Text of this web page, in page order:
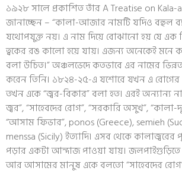
১৯২৮ সালে প্রকাশিত তাঁর A Treatise on Kala-
জানাচ্ছেন – “কালা-আজার নামটি যদিও বহুল
যথোপযুক্ত নয়। এ নাম দিয়ে বোঝানো হয় যে এক
ত্বকের রঙ কালো হয়ে যায়। এজন্য অনেকেই মনে
বলা উচিত।” অঞ্চলভেদে কতভাবে এর নামের
করেন তিনি। ১৮২৪-২৫-এ যশোরে যখন এ রোগের
তখন একে “জ্বর-বিকার” বলা হত। এরই অন্যান্য
জ্বর”, “সাহেবদের রোগ”, “সরকারি অসুখ”, “কালা-
“আসাম ফিভার”, ponos (Greece), semieh
menssa (Sicily) ইত্যাদি। এসব থেকে কালাজ্বরের
পড়ার একটা আন্দাজ পাওয়া যায়। জলপাইগুড়িতে
আর আসামের মানুষ একে বলতো “সাহেবদের